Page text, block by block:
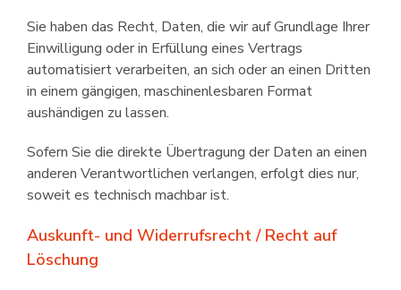
Sie haben das Recht, Daten, die wir auf Grundlage Ihrer
Einwilligung oder in Erfüllung eines Vertrags
automatisiert verarbeiten, an sich oder an einen Dritten
in einem gängigen, maschinen­lesbaren Format
aushändigen zu lassen.
Sofern Sie die direkte Übertragung der Daten an einen
anderen Verantwort­lichen verlangen, erfolgt dies nur,
soweit es technisch machbar ist.
Auskunft- und Widerrufsrecht / Recht auf
Löschung